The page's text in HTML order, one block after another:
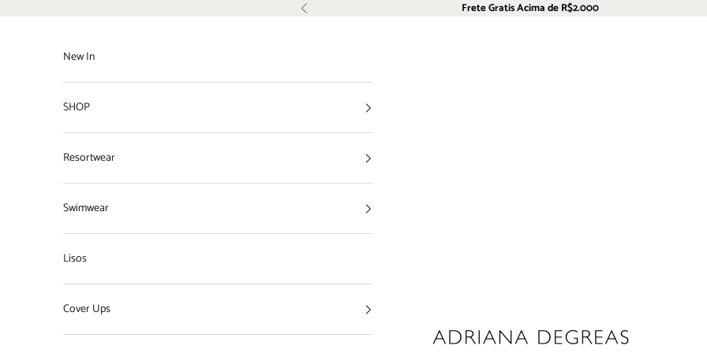
Anterior Frete Gratis Acima de R$2.000
Adriana Degreas
New In
SHOP
Resortwear
Swimwear
Lisos
Cover Ups